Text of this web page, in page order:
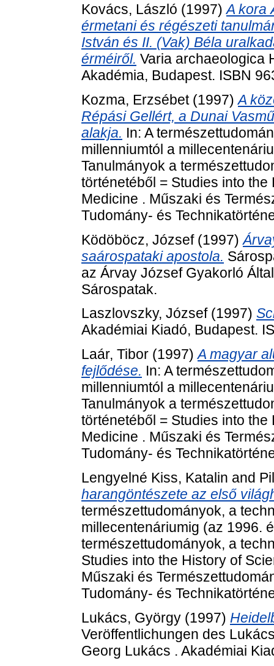
Kovács, László (1997)A kora
érmetani és régészeti
István és II. (Vak) Béla
érméiről. Varia archaeologica
Akadémia, Budapest. ISBN
Kozma, Erzsébet(1997)A
Répási Gellért, a Dunai
alakja. In: A
millenniumtól a
Tanulmányok a
történetéből = Studies into
Medicine . Műszaki és
Tudomány- és
Ködöböcz, József(1997)
saárospataki apostola.
az Árvay József Gyakorló
Sárospatak.
Laszlovszky, József(1997)
Akadémiai Kiadó, Budapest.
Laár, Tibor (1997)A magyar
fejlődése. In: A
millenniumtól a
Tanulmányok a
történetéből = Studies into
Medicine . Műszaki és
Tudomány- és
Lengyelné Kiss, Katalin and
harangöntészete az első
természettudományok, a
millecentenáriumig (az 1996.
természettudományok, a
Studies into the History of
Műszaki és
Tudomány- és
Lukács, György (1997)
Veröffentlichungen des
Georg Lukács . Akadémiai